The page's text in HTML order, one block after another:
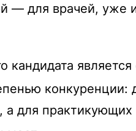
— для врачей,
является
конкуренции:
а для